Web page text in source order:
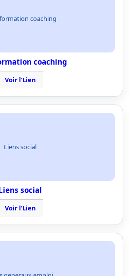
coaching
coaching
Voir l'Lien
Liens social
social
Voir l'Lien